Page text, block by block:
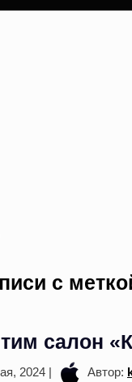
с
салон
2024 | Автор: